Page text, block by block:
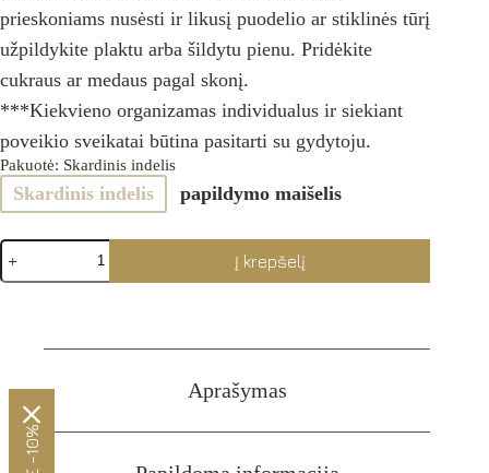
prieskoniams nusėsti ir likusį puodelio ar stiklinės tūrį
užpildykite plaktu arba šildytu pienu. Pridėkite
cukraus ar medaus pagal skonį.
***Kiekvieno organizamas individualus ir siekiant
poveikio sveikatai būtina pasitarti su gydytoju.
Pakuotė: Skardinis indelis
Skardinis indelis papildymo maišelis
produkto
kiekis:
CHAI
Į krepšelį
Aprašymas